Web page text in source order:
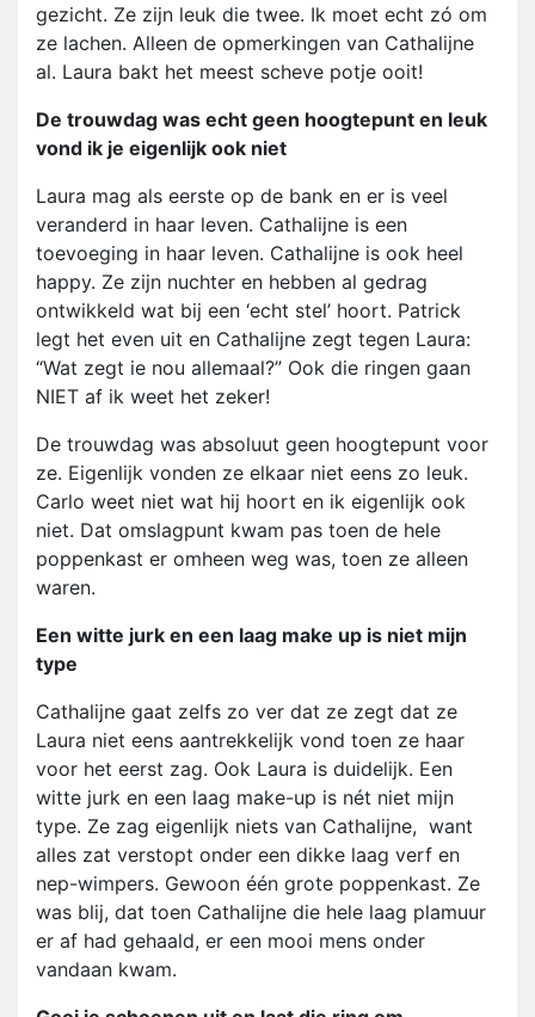
gezicht. Ze zijn leuk die twee. Ik moet echt zó om
ze lachen. Alleen de opmerkingen van Cathalijne
al. Laura bakt het meest scheve potje ooit!
De trouwdag was echt geen hoogtepunt en leuk
vond ik je eigenlijk ook niet
Laura mag als eerste op de bank en er is veel
veranderd in haar leven. Cathalijne is een
toevoeging in haar leven. Cathalijne is ook heel
happy. Ze zijn nuchter en hebben al gedrag
ontwikkeld wat bij een ‘echt stel’ hoort. Patrick
legt het even uit en Cathalijne zegt tegen Laura:
“Wat zegt ie nou allemaal?” Ook die ringen gaan
NIET af ik weet het zeker!
De trouwdag was absoluut geen hoogtepunt voor
ze. Eigenlijk vonden ze elkaar niet eens zo leuk.
Carlo weet niet wat hij hoort en ik eigenlijk ook
niet. Dat omslagpunt kwam pas toen de hele
poppenkast er omheen weg was, toen ze alleen
waren.
Een witte jurk en een laag make up is niet mijn
type
Cathalijne gaat zelfs zo ver dat ze zegt dat ze
Laura niet eens aantrekkelijk vond toen ze haar
voor het eerst zag. Ook Laura is duidelijk. Een
witte jurk en een laag make-up is nét niet mijn
type. Ze zag eigenlijk niets van Cathalijne, want
alles zat verstopt onder een dikke laag verf en
nep-wimpers. Gewoon één grote poppenkast. Ze
was blij, dat toen Cathalijne die hele laag plamuur
er af had gehaald, er een mooi mens onder
vandaan kwam.